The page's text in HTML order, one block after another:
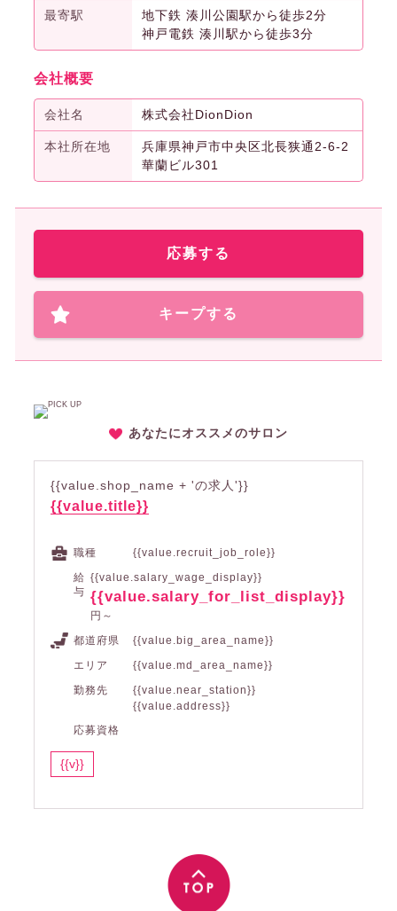
最寄駅
地下鉄 湊川公園駅から徒歩2分
神戸電鉄 湊川駅から徒歩3分
会社概要
会社名 株式会社DionDion
本社所在地
兵庫県神戸市中央区北長狭通2-6-2
華蘭ビル301
応募する
キープする
あなたにオススメのサロン
{{value.shop_name + 'の求人'}}
{{value.title}}
職種
{{value.recruit_job_role}}
給
与
{{value.salary_wage_display}}
{{value.salary_for_list_display}}
円～
都道府県
{{value.big_area_name}}
エリア
{{value.md_area_name}}
勤務先
{{value.near_station}}
{{value.address}}
応募資格
{{v}}